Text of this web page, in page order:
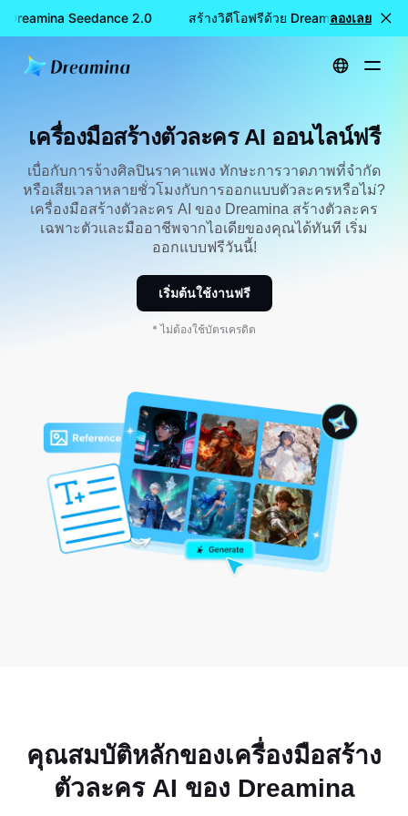
Seedance 2.0 สร้างวิดีโอฟรีด้วย Dreaminaลองเลย
หน้าหลัก เครื่องมือ เครื่องมือสร้างตัวละคร AI ออนไลน์ฟรี
เครื่องมือสร้างตัวละคร AI ออนไลน์ฟรี
เบื่อกับการจ้างศิลปินราคาแพง ทักษะการวาดภาพที่จำกัด
หรือเสียเวลาหลายชั่วโมงกับการออกแบบตัวละครหรือไม่?
เครื่องมือสร้างตัวละคร AI ของ Dreamina สร้างตัวละคร
เฉพาะตัวและมืออาชีพจากไอเดียของคุณได้ทันที เริ่ม
ออกแบบฟรีวันนี้!
เริ่มต้นใช้งานฟรี
* ไม่ต้องใช้บัตรเครดิต
คุณสมบัติหลักของเครื่องมือสร้าง
ตัวละคร AI ของ Dreamina